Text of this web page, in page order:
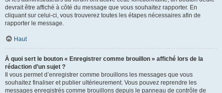
devrait être affiché à côté du message que vous souhaitez rapporter. En
cliquant sur celui-ci, vous trouverez toutes les étapes nécessaires afin de
rapporter le message.
Haut
À quoi sert le bouton « Enregistrer comme brouillon » affiché lors de la
rédaction d’un sujet ?
Il vous permet d’enregistrer comme brouillons les messages que vous
souhaitez finaliser et publier ultérieurement. Vous pouvez reprendre les
messages enregistrés comme brouillons depuis le panneau de contrôle de